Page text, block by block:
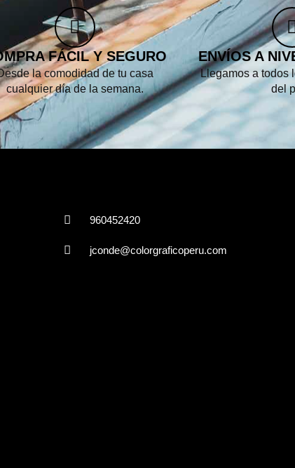
FÁCIL Y SEGURO
la comodidad de tu casa
cualquier día de la semana.
ENVÍOS A
Llegamos a todos
del
960452420
jconde@colorgraficoperu.com